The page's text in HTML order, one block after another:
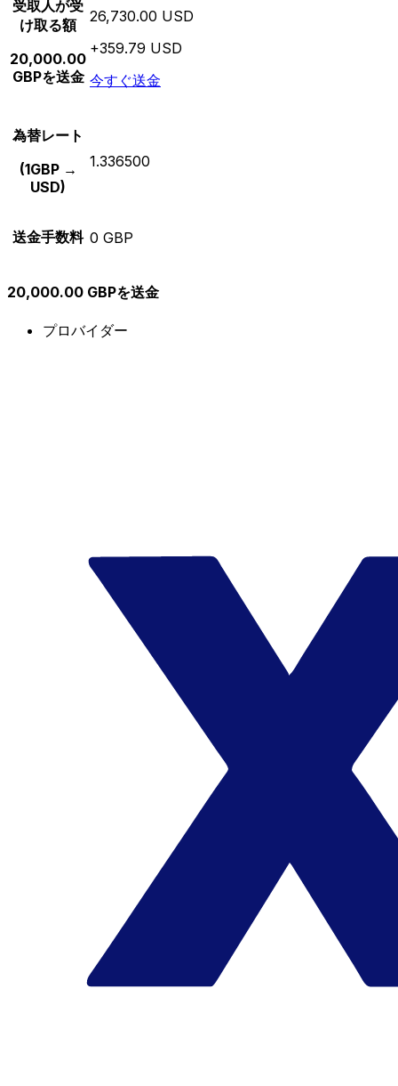
受取人が受
け取る額
20,000.00
GBPを送金
26,730.00 USD
+359.79 USD
今すぐ送金
為替レート
(1GBP →
USD)
1.336500
送金手数料 0 GBP
20,000.00 GBPを送金
プロバイダー